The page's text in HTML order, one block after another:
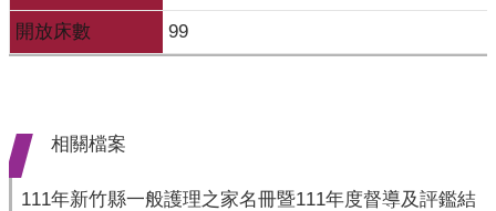
開放床數 99
相關檔案
111年新竹縣一般護理之家名冊暨111年度督導及評鑑結